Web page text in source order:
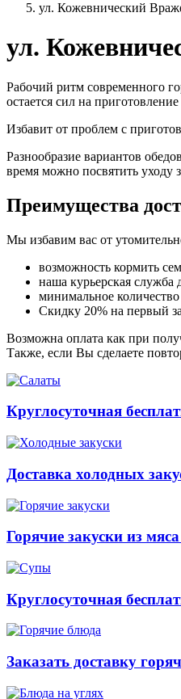
ул. Кожевнический
ул.
Рабочий ритм современного
остается сил на
Избавит от проблем с
Разнообразие вариантов
время можно посвятить уходу
Преимущества
Мы избавим вас от
возможность кормить
наша курьерская служба
минимальное
Скидку 20% на первый
Возможна оплата как при
Также, если Вы сделаете
Круглосуточная
Доставка холодных
Горячие закуски из
Круглосуточная
Заказать доставку